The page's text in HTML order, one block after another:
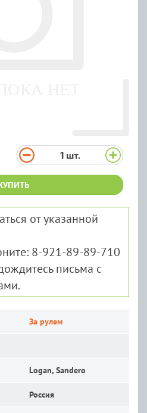
1 шт.
от указанной
8-921-89-89-710
письма с
За рулем
Logan, Sandero
Россия